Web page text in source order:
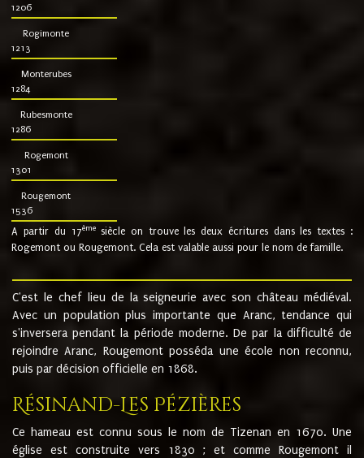
1206
Rogimonte
1213
Monterubes
1284
Rubesmonte
1286
Rogemont
1301
Rougemont
1536
A partir du 17ème siècle on trouve les deux écritures dans les textes :
Rogemont ou Rougemont. Cela est valable aussi pour le nom de famille.
C'est le chef lieu de la seigneurie avec son château médiéval.
Avec un population plus importante que Aranc, tendance qui
s'inversera pendant la période moderne. De par la difficulté de
rejoindre Aranc, Rougemont posséda une école non reconnu,
puis par décision officielle en 1868.
Résinand-Les Pézières
Ce hameau est connu sous le nom de Tizenan en 1670. Une
église est construite vers 1830 ; et comme Rougemont il